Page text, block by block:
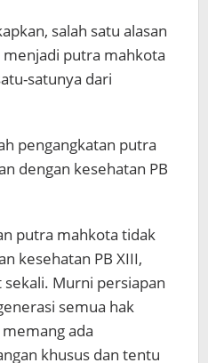
salah satu alasan
menjadi putra mahkota
satunya dari
pengangkatan putra
dengan kesehatan PB
putra mahkota tidak
kesehatan PB XIII,
Murni persiapan
semua hak
ada
khusus dan tentu